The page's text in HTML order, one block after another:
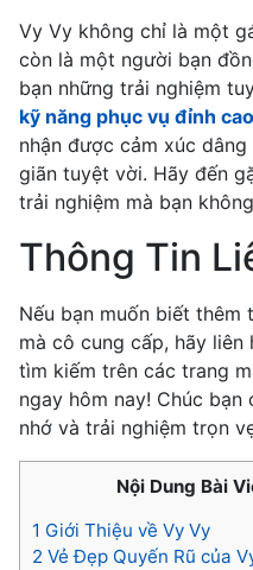
Vy Vy không chỉ là một
còn là một người bạn
bạn những trải nghiệm
kỹ năng phục vụ đỉnh cao
nhận được cảm xúc
giãn tuyệt vời. Hãy đến
trải nghiệm mà bạn
Thông Tin
Nếu bạn muốn biết
mà cô cung cấp, hãy
tìm kiếm trên các trang
ngay hôm nay! Chúc
nhớ và trải nghiệm trọn
Nội Dung Bài
1 Giới Thiệu về Vy Vy
2 Vẻ Đẹp Quyến Rũ của